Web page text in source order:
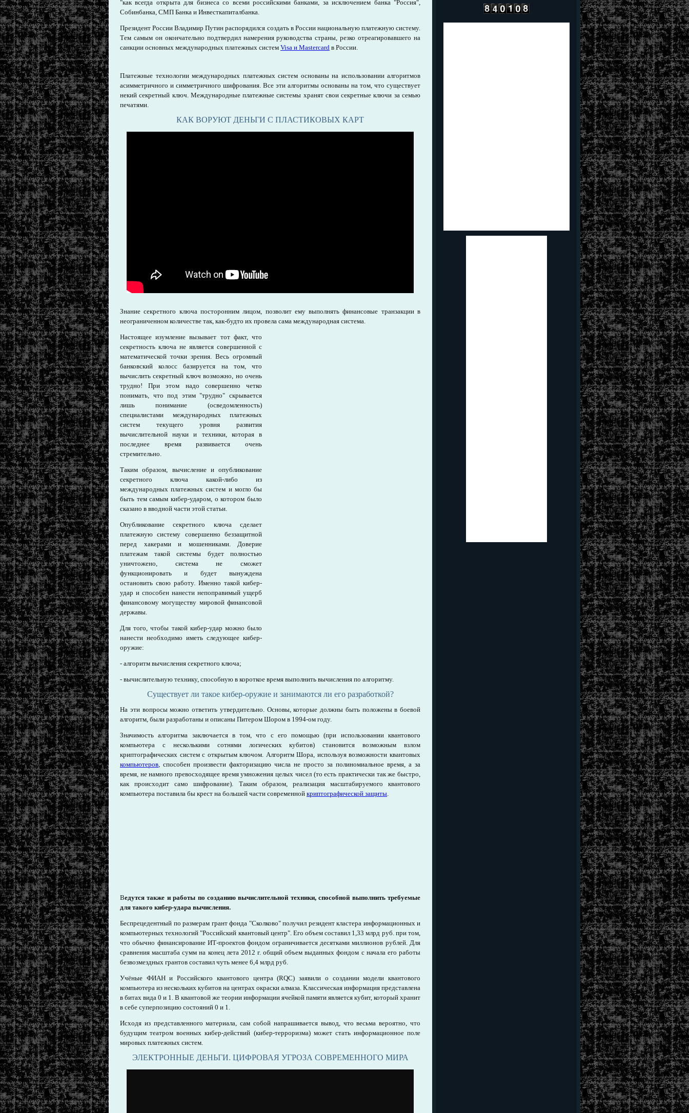
"как всегда открыта для бизнеса со всеми российскими банками, за исключением банка "Россия",
Собинбанка, СМП Банка и Инвесткапиталбанка.
Президент России Владимир Путин распорядился создать в России национальную платежную систему.
Тем самым он окончательно подтвердил намерения руководства страны, резко отреагировавшего на
санкции основных международных платежных систем Visa и Mastercard в России.
Платежные технологии международных платежных систем основаны на использовании алгоритмов
асимметричного и симметричного шифрования. Все эти алгоритмы основаны на том, что существует
некий секретный ключ. Международные платежные системы хранят свои секретные ключи за семью
печатями.
КАК ВОРУЮТ ДЕНЬГИ С ПЛАСТИКОВЫХ КАРТ
Знание секретного ключа посторонним лицом, позволит ему выполнять финансовые транзакции в
неограниченном количестве так, как-будто их провела сама международная система.
Настоящее изумление вызывает тот факт, что
секретность ключа не является совершенной с
математической точки зрения. Весь огромный
банковский колосс базируется на том, что
вычислить секретный ключ возможно, но очень
трудно! При этом надо совершенно четко
понимать, что под этим "трудно" скрывается
лишь понимание (осведомленность)
специалистами международных платежных
систем текущего уровня развития
вычислительной науки и техники, которая в
последнее время развивается очень
стремительно.
Таким образом, вычисление и опубликование
секретного ключа какой-либо из
международных платежных систем и могло бы
быть тем самым кибер-ударом, о котором было
сказано в вводной части этой статьи.
Опубликование секретного ключа сделает
платежную систему совершенно беззащитной
перед хакерами и мошенниками. Доверие
платежам такой системы будет полностью
уничтожено, система не сможет
функционировать и будет вынуждена
остановить свою работу. Именно такой кибер-
удар и способен нанести непоправимый ущерб
финансовому могуществу мировой финансовой
державы.
Для того, чтобы такой кибер-удар можно было
нанести необходимо иметь следующее кибер-
оружие:
- алгоритм вычисления секретного ключа;
- вычислительную технику, способную в короткое время выполнить вычисления по алгоритму.
Существует ли такое кибер-оружие и занимаются ли его разработкой?
На эти вопросы можно ответить утвердительно. Основы, которые должны быть положены в боевой
алгоритм, были разработаны и описаны Питером Шором в 1994-ом году.
Значимость алгоритма заключается в том, что с его помощью (при использовании квантового
компьютера с несколькими сотнями логических кубитов) становится возможным взлом
криптографических систем с открытым ключом. Алгоритм Шора, используя возможности квантовых
компьютеров, способен произвести факторизацию числа не просто за полиномиальное время, а за
время, не намного превосходящее время умножения целых чисел (то есть практически так же быстро,
как происходит само шифрование). Таким образом, реализация масштабируемого квантового
компьютера поставила бы крест на большей части современной криптографической защиты.
Ведутся также и работы по созданию вычислительной техники, способной выполнить требуемые
для такого кибер-удара вычисления.
Беспрецедентный по размерам грант фонда "Сколково" получил резидент кластера информационных и
компьютерных технологий "Российский квантовый центр". Его объем составил 1,33 млрд руб. при том,
что обычно финансирование ИТ-проектов фондом ограничивается десятками миллионов рублей. Для
сравнения масштаба сумм на конец лета 2012 г. общий объем выданных фондом с начала его работы
безвозмездных грантов составил чуть менее 6,4 млрд руб.
Учёные ФИАН и Российского квантового центра (RQC) заявили о создании модели квантового
компьютера из нескольких кубитов на центрах окраски алмаза. Классическая информация представлена
в битах вида 0 и 1. В квантовой же теории информации ячейкой памяти является кубит, который хранит
в себе суперпозицию состояний 0 и 1.
Исходя из представленного материала, сам собой напрашивается вывод, что весьма вероятно, что
будущим театром военных кибер-действий (кибер-терроризма) может стать информационное поле
мировых платежных систем.
ЭЛЕКТРОННЫЕ ДЕНЬГИ. ЦИФРОВАЯ УГРОЗА СОВРЕМЕННОГО МИРА